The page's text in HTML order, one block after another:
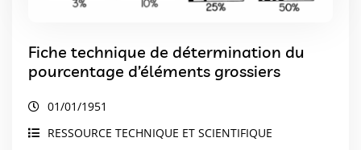
Fiche technique de détermination du
pourcentage d’éléments grossiers
01/01/1951
RESSOURCE TECHNIQUE ET SCIENTIFIQUE